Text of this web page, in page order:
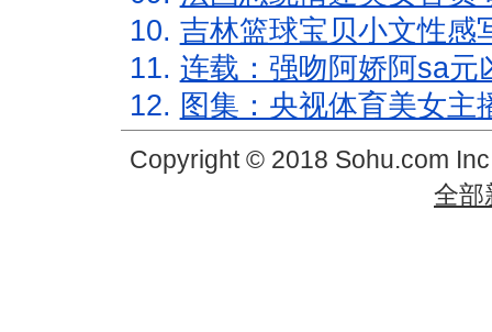
10. 吉林篮球宝贝小文性感
11. 连载：强吻阿娇阿sa元
12. 图集：央视体育美女主
Copyright © 2018 Sohu.com
全部